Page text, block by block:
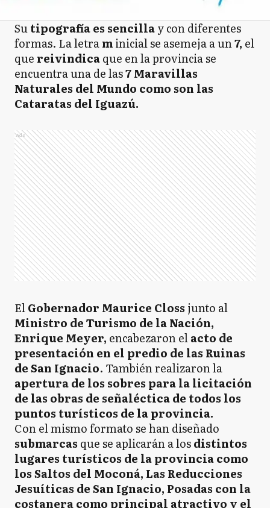
Sutipografía es sencillay con diferentes
formas. La letraminicial se asemeja a un7, el
que reivindicaque en la provincia se
encuentra una de las7 Maravillas
Naturales del Mundo como son las
Cataratas del Iguazú.
Ads
ElGobernador Maurice Closs junto al
Ministro de Turismo de la Nación,
Enrique Meyer, encabezaron elacto de
presentación en el predio de las Ruinas
de San Ignacio. También realizaron la
apertura de los sobres para la licitación
de las obras de señaléctica de todos los
puntos turísticos de la provincia.
Con el mismo formato se han diseñado
submarcas que se aplicarán a losdistintos
lugares turísticos de la provincia como
los Saltos del Moconá, Las Reducciones
Jesuíticas de San Ignacio, Posadas con la
costanera como principal atractivo y el